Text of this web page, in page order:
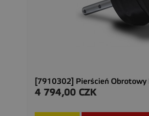
[7910302] Pierścień Obrotowy
Cena
4 794,00 CZK